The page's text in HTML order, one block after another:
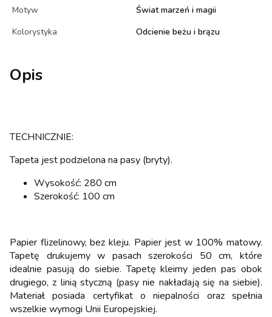
Motyw
Świat marzeń i magii
Kolorystyka
Odcienie beżu i brązu
Opis
TECHNICZNIE:
Tapeta jest podzielona na pasy (bryty).
Wysokość: 280 cm
Szerokość: 100 cm
Papier flizelinowy, bez kleju. Papier jest w 100% matowy.
Tapetę drukujemy w pasach szerokości 50 cm, które
idealnie pasują do siebie. Tapetę kleimy jeden pas obok
drugiego, z linią styczną (pasy nie nakładają się na siebie).
Materiał posiada certyfikat o niepalności oraz spełnia
wszelkie wymogi Unii Europejskiej.